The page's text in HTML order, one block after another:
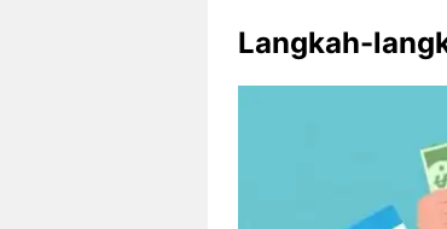
Langkah-